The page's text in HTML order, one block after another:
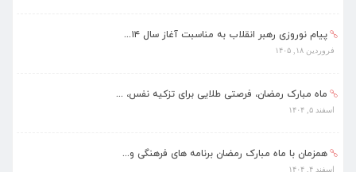
پیام نوروزی رهبر انقلاب به مناسبت آغاز سال ۱۴...
فروردین ۱۸, ۱۴۰۵
ماه مبارک رمضان، فرصتی طلایی برای تزکیه نفس، ...
اسفند ۵, ۱۴۰۴
همزمان با ماه مبارک رمضان برنامه های فرهنگی و...
اسفند ۴, ۱۴۰۴